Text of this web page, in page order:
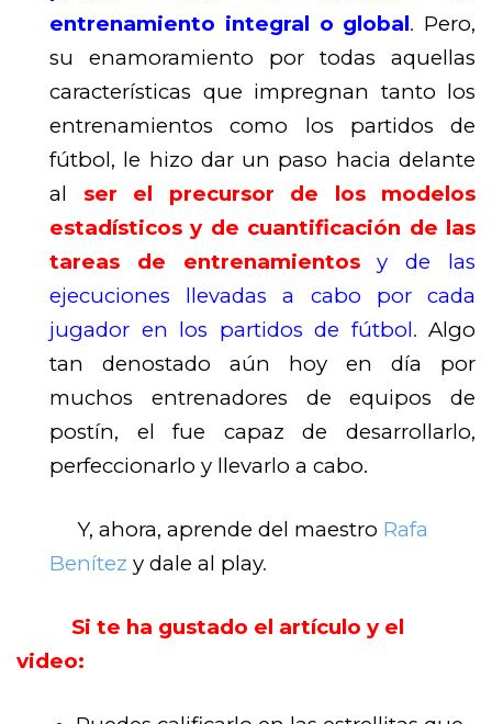
entrenamiento integral o global. Pero,
su enamoramiento por todas aquellas
características que impregnan tanto los
entrenamientos como los partidos de
fútbol, le hizo dar un paso hacia delante
al
ser el precursor de los modelos
estadísticos y de cuantificación de las
tareas de entrenamientos
y de las
ejecuciones llevadas a cabo por cada
jugador en los partidos de fútbol. Algo
tan denostado aún hoy en día por
muchos entrenadores de equipos de
postín, el fue capaz de desarrollarlo,
perfeccionarlo y llevarlo a cabo.
Y, ahora, aprende del maestro Rafa
Benítez y dale al play.
Si te ha gustado el artículo y el
video: